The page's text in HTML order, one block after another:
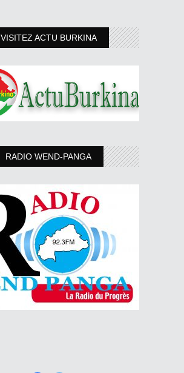
VISITEZ ACTU BURKINA
RADIO WEND-PANGA